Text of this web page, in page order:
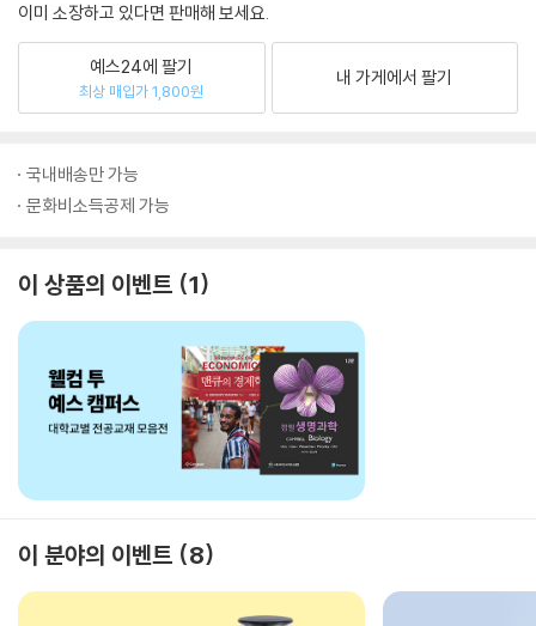
이미 소장하고 있다면 판매해 보세요.
예스24에 팔기
최상 매입가 1,800원
내 가게에서 팔기
국내배송만 가능
문화비소득공제 가능
이 상품의 이벤트 1
이 분야의 이벤트 8